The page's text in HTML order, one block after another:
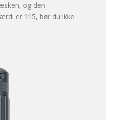
og den
er 115, bør du ikke